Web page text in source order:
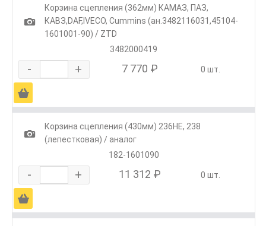
1
Корзина сцепления (362мм) КАМАЗ, ПАЗ,
КАВЗ,DAF,IVECO, Cummins (ан.3482116031,45104-
1601001-90) / ZTD
3482000419
- + 7 770 ₽ 0 шт.
Ä
1
Корзина сцепления (430мм) 236НЕ, 238
(лепестковая) / аналог
182-1601090
- + 11 312 ₽ 0 шт.
Ä